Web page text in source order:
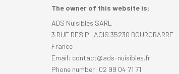
The owner of this website is:
ADS Nuisibles SARL
3 RUE DES PLACIS 35230 BOURGBARRE
France
Email: rf.selbisiun-sda@tcatnoc
Phone number: 02 99 04 71 71